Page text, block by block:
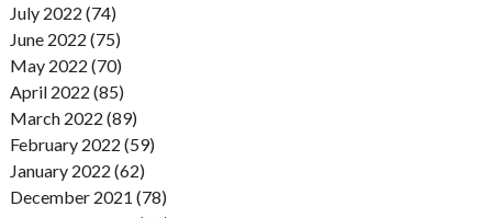
July 2022 (74)
June 2022 (75)
May 2022 (70)
April 2022 (85)
March 2022 (89)
February 2022 (59)
January 2022 (62)
December 2021 (78)